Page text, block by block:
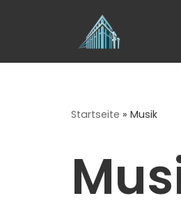
do
Startseite » Musik